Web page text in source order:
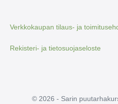
Verkkokaupan tilaus- ja
Rekisteri- ja tietosuojaseloste
© 2026 - Sarin